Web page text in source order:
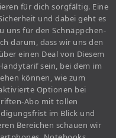
für dich sorgfältig. Eine
und dabei geht es
uns für den Schnäppchen-
darum, dass wir uns den
einen Deal von Diesem
sein, bei dem im
können, wie zum
Optionen bei
Abo mit tollen
im Blick und
Bereichen schauen wir